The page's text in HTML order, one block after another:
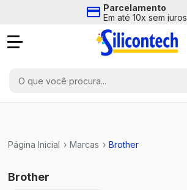
Parcelamento
Em até 10x sem juros
Página Inicial › Marcas › Brother
Brother